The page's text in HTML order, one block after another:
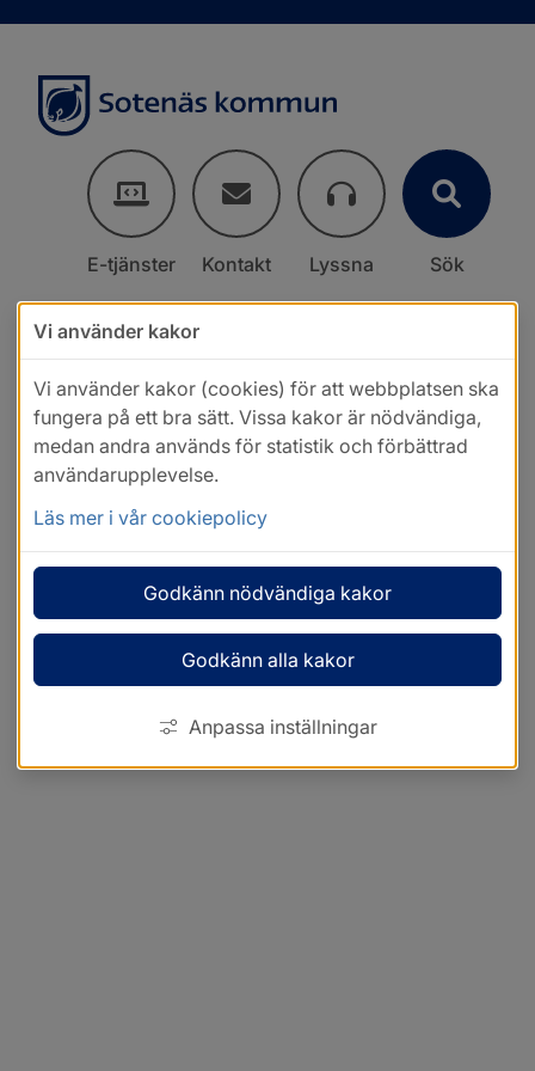
E-tjänster Kontakt Lyssna Sök
Vi använder kakor
Vi använder kakor (cookies) för att webbplatsen ska
fungera på ett bra sätt. Vissa kakor är nödvändiga,
medan andra används för statistik och förbättrad
användarupplevelse.
Läs mer i vår cookiepolicy
Godkänn nödvändiga kakor
Godkänn alla kakor
Anpassa inställningar